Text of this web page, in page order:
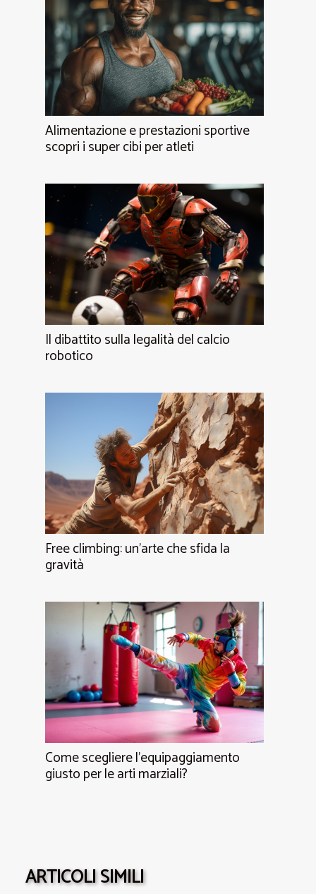
Alimentazione e prestazioni sportive
scopri i super cibi per atleti
Il dibattito sulla legalità del calcio
robotico
Free climbing: un'arte che sfida la
gravità
Come scegliere l'equipaggiamento
giusto per le arti marziali?
ARTICOLI SIMILI